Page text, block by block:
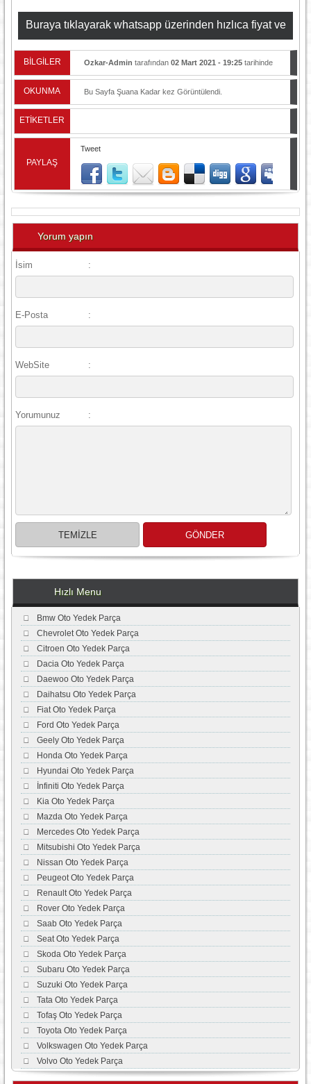
Buraya tıklayarak whatsapp üzerinden hızlıca fiyat ve
stok bilgisi alabilirsiniz
BİLGİLER Ozkar-Admin tarafından 02 Mart 2021 - 19:25tarihinde
OKUNMA Bu Sayfa Şuana Kadar kez Görüntülendi.
ETİKETLER
PAYLAŞ
Tweet
Yorum yapın
İsim :
E-Posta :
WebSite :
Yorumunuz :
Hızlı Menu
Bmw Oto Yedek Parça
Chevrolet Oto Yedek Parça
Citroen Oto Yedek Parça
Dacia Oto Yedek Parça
Daewoo Oto Yedek Parça
Daihatsu Oto Yedek Parça
Fiat Oto Yedek Parça
Ford Oto Yedek Parça
Geely Oto Yedek Parça
Honda Oto Yedek Parça
Hyundai Oto Yedek Parça
İnfiniti Oto Yedek Parça
Kia Oto Yedek Parça
Mazda Oto Yedek Parça
Mercedes Oto Yedek Parça
Mitsubishi Oto Yedek Parça
Nissan Oto Yedek Parça
Peugeot Oto Yedek Parça
Renault Oto Yedek Parça
Rover Oto Yedek Parça
Saab Oto Yedek Parça
Seat Oto Yedek Parça
Skoda Oto Yedek Parça
Subaru Oto Yedek Parça
Suzuki Oto Yedek Parça
Tata Oto Yedek Parça
Tofaş Oto Yedek Parça
Toyota Oto Yedek Parça
Volkswagen Oto Yedek Parça
Volvo Oto Yedek Parça